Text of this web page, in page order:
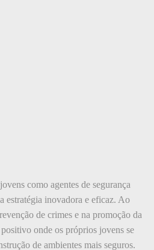
como agentes de segurança
estratégia inovadora e eficaz. Ao
de crimes e na promoção da
onde os próprios jovens se
de ambientes mais seguros.